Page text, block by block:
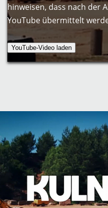
hinweisen, dass nach der
YouTube übermittelt